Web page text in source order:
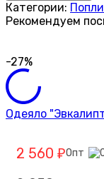
Категории:
Рекомендуем
-27%
Одеяло
2 560 ₽Опт